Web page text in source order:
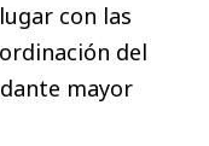
con las
del
mayor